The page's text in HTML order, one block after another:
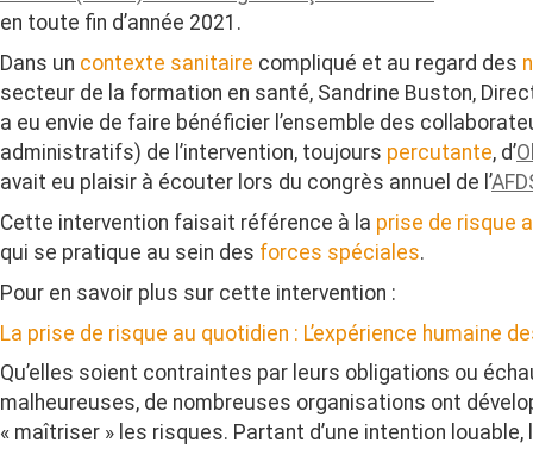
en toute fin d’année 2021.
Dans un contexte sanitaire compliqué et au regard des
secteur de la formation en santé, Sandrine Buston,
a eu envie de faire bénéficier l’ensemble des
administratifs) de l’intervention, toujours percutante, d’
avait eu plaisir à écouter lors du congrès annuel de l’
Cette intervention faisait référence à la prise de risque
qui se pratique au sein des forces spéciales.
Pour en savoir plus sur cette intervention :
La prise de risque au quotidien : L’expérience humaine
Qu’elles soient contraintes par leurs obligations ou
malheureuses, de nombreuses organisations ont
« maîtriser » les risques. Partant d’une intention